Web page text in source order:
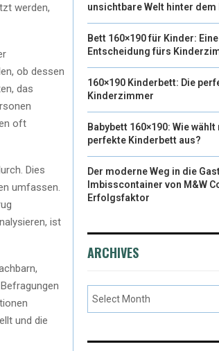
werden,
ob dessen
das
oft
Dies
umfassen.
ist
und die
unsichtbare Welt hinter dem
Bett 160×190 für Kinder:
Entscheidung fürs
160×190 Kinderbett: Die
Kinderzimmer
Babybett 160×190: Wie wählt
perfekte Kinderbett aus?
Der moderne Weg in die
Imbisscontainer von M&W
Erfolgsfaktor
ARCHIVES